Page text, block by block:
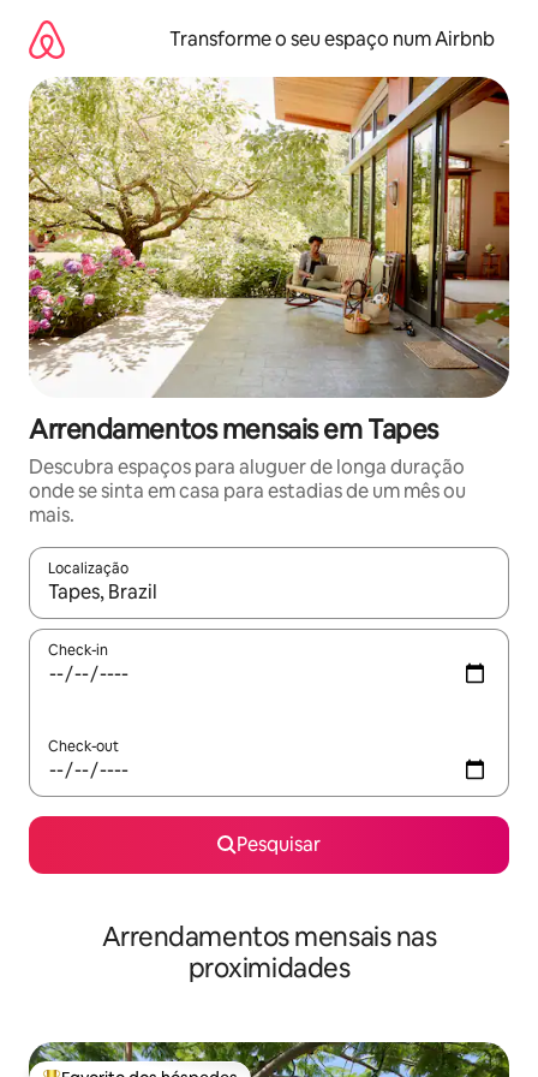
para
conteúdo
Transforme o seu espaço num Airbnb
Arrendamentos mensais em Tapes
Descubra espaços para aluguer de longa duração
onde se sinta em casa para estadias de um mês ou
mais.
Localização
Quando os resultados estiverem disponíveis, navegue com
Check-in
Check-out
Pesquisar
Arrendamentos mensais nas
proximidades